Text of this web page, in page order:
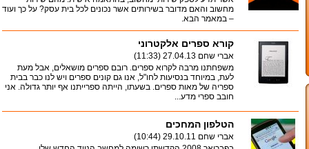
מחשוב והאם מדובר בשירותים אשר נכונים לכל בית עסק? על כך ועוד
– במאמר הבא.
קורא ספרים אלקטרוני
אברי שחם 27.04.13 (11:33)
משפחתנו מרבה לקרוא ספרים. רובם ספרים מושאלים, אבל מעת
לעת, במיוחד בנסיעות לחו"ל, אנו גם קונים ספרים ויש לנו כבר בבית
ספריה של מאות ספרים. בשעתו, הייתה ספרייתנו אף יותר גדולה. אני
חובב ספרי מדע...
הטלפון המחכים
אברי שחם 29.10.11 (10:44)